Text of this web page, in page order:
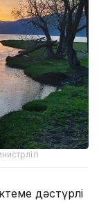
дәстүрлі